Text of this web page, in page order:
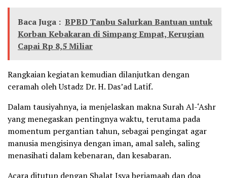
Baca Juga : BPBD Tanbu Salurkan Bantuan untuk
Korban Kebakaran di Simpang Empat, Kerugian
Capai Rp 8,5 Miliar
Rangkaian kegiatan kemudian dilanjutkan dengan
ceramah oleh Ustadz Dr. H. Das’ad Latif.
Dalam tausiyahnya, ia menjelaskan makna Surah Al-‘Ashr
yang menegaskan pentingnya waktu, terutama pada
momentum pergantian tahun, sebagai pengingat agar
manusia mengisinya dengan iman, amal saleh, saling
menasihati dalam kebenaran, dan kesabaran.
Acara ditutup dengan Shalat Isya berjamaah dan doa